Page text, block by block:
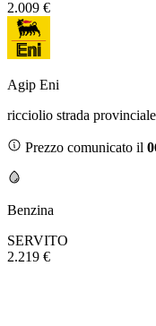
2.009 €
Agip Eni
ricciolio strada
Prezzo comunicato il
Benzina
SERVITO
2.219 €